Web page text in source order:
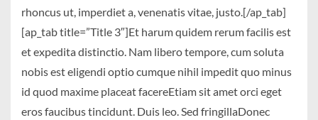
rhoncus ut, imperdiet a, venenatis vitae, justo.[/ap_tab]
[ap_tab title=”Title 3″]Et harum quidem rerum facilis est
et expedita distinctio. Nam libero tempore, cum soluta
nobis est eligendi optio cumque nihil impedit quo minus
id quod maxime placeat facereEtiam sit amet orci eget
eros faucibus tincidunt. Duis leo. Sed fringillaDonec